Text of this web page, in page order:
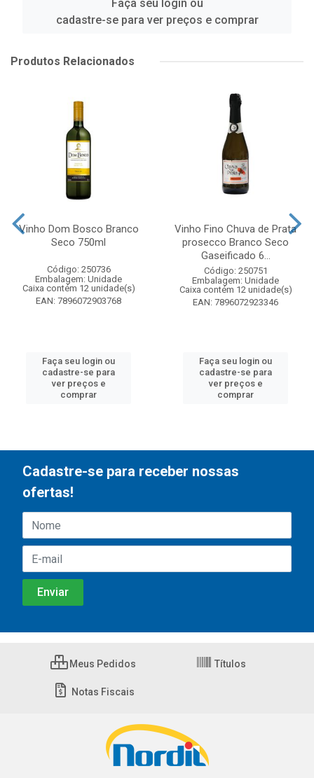
Faça seu login ou
cadastre-se para ver preços e comprar
Produtos Relacionados
Vinho Dom Bosco Branco
Seco 750ml
Código: 250736
Embalagem: Unidade
Caixa contém 12 unidade(s)
EAN: 7896072903768
Faça seu login ou
cadastre-se para
ver preços e
comprar
Vinho Fino Chuva de Prata
prosecco Branco Seco
Gaseificado 6...
Código: 250751
Embalagem: Unidade
Caixa contém 12 unidade(s)
EAN: 7896072923346
Faça seu login ou
cadastre-se para
ver preços e
comprar
Cadastre-se para receber nossas
ofertas!
Meus Pedidos Títulos
Notas Fiscais